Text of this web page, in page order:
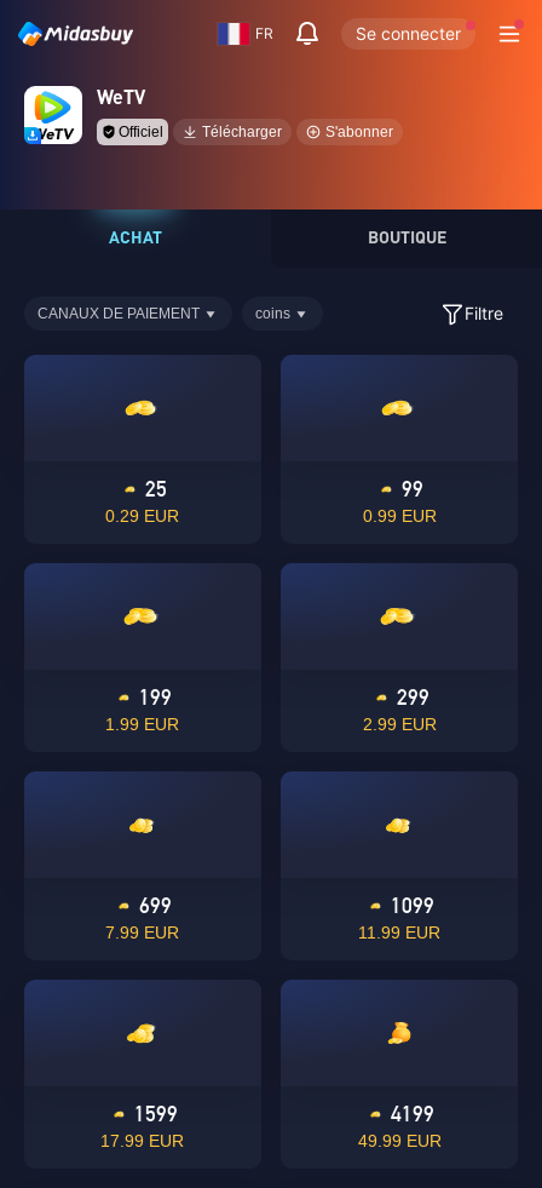
FR Se connecter
WeTV
Officiel Télécharger S'abonner
ACHAT BOUTIQUE
CANAUX DE PAIEMENT coins Filtre
25
0.29 EUR
99
0.99 EUR
199
1.99 EUR
299
2.99 EUR
699
7.99 EUR
1099
11.99 EUR
1599
17.99 EUR
4199
49.99 EUR